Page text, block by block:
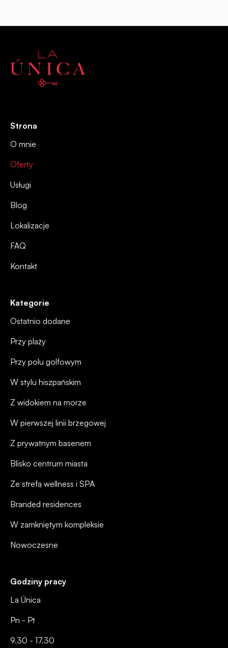
Godziny pracy
La Única
Pn - Pt
9.30 - 17.30
Strona
O mnie
Oferty
Usługi
Blog
Lokalizacje
FAQ
Kontakt
Kategorie
Ostatnio dodane
Przy plaży
Przy polu golfowym
W stylu hiszpańskim
Z widokiem na morze
W pierwszej linii brzegowej
Z prywatnym basenem
Blisko centrum miasta
Ze strefą wellness i SPA
Branded residences
W zamkniętym kompleksie
Nowoczesne